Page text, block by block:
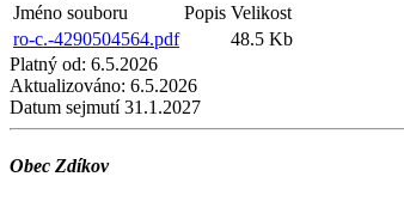
Jméno souboru
Popis Velikost
ro-c.-4290504564.pdf
48.5 Kb
Platný od: 6.5.2026
Aktualizováno: 6.5.2026
Datum sejmutí31.1.2027
Obec Zdíkov